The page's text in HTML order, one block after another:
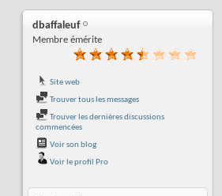
dbaffaleuf
Membre émérite
Site web
Trouver tous les messages
Trouver les dernières discussions
commencées
Voir son blog
Voir le profil Pro